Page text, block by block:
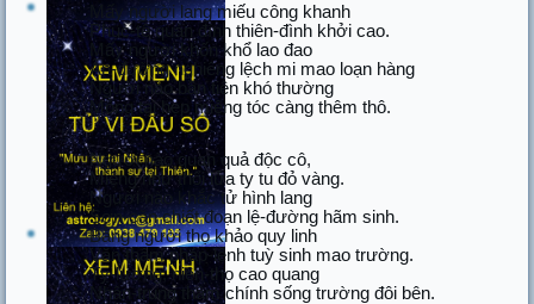
Mấy người lang miếu công khanh
Phục-tê quán đính thiên-đình khởi cao.
Mấy người khốn khổ lao đao
Ấn-đường nghiêng lệch mi mao loạn hàng
Người nào bần tiện khó thường
Mỏng tại hẹp miệng tóc càng thêm thô.
Người nào quan quả độc cô,
Miệng như thổi lửa ty tu đỏ vàng.
Người nào khắc tử hình lang
Sơn-căn chiết đoạn lệ-đường hãm sinh.
Bằng người thọ khảo quy linh
Văn thâm pháp-lệnh tuỳ sinh mao trường.
Tỵ-lương, niên-thọ cao quang
Nhân-trung thâm chính sống trường đôi bên.